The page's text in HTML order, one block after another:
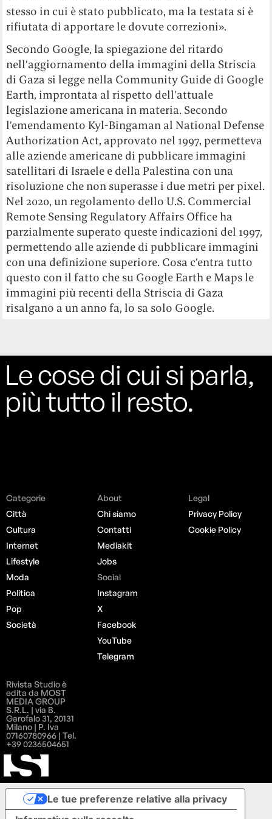
stesso in cui è stato pubblicato, ma la testata si è
rifiutata di apportare le dovute correzioni».
Secondo Google, la spiegazione del ritardo
nell’aggiornamento della immagini della Striscia
di Gaza si legge nella Community Guide di Google
Earth, improntata al rispetto dell’attuale
legislazione americana in materia. Secondo
l’emendamento Kyl-Bingaman al National Defense
Authorization Act, approvato nel 1997, permetteva
alle aziende americane di pubblicare immagini
satellitari di Israele e della Palestina con una
risoluzione che non superasse i due metri per pixel.
Nel 2020, un regolamento dello U.S. Commercial
Remote Sensing Regulatory Affairs Office ha
parzialmente superato queste indicazioni del 1997,
permettendo alle aziende di pubblicare immagini
con una definizione superiore. Cosa c’entra tutto
questo con il fatto che su Google Earth e Maps le
immagini più recenti della Striscia di Gaza
risalgano a un anno fa, lo sa solo Google.
Le cose di cui si parla,
più tutto il resto.
Categorie
Città
Cultura
Internet
Lifestyle
Moda
Politica
Pop
Società
About
Chi siamo
Contatti
Mediakit
Jobs
Social
Instagram
X
Facebook
YouTube
Telegram
Legal
Privacy Policy
Cookie Policy
Rivista Studio è
edita da MOST
MEDIA GROUP
S.R.L. | via B.
Garofalo 31, 20131
Milano | P. Iva
07160780966 | Tel.
+39 0236504651
Le tue preferenze relative alla privacy